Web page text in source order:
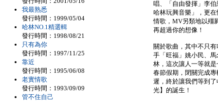
唱、「自由發揮」李
哈林玩興音樂」，更
情歌，MV另類地以殭
再超過你的想像！
關於歌曲，其中不只
手「旺福」姚小民、
林，這次讓人一等就
春節假期，閉關完成
遲，終於讓我們等到
光】的誕生！
我最熟悉
發行時間：1999/05/04
哈林NO.1精選輯
發行時間：1998/08/21
只有為你
發行時間：1997/11/25
靠近
發行時間：1995/06/08
老實情歌
發行時間：1993/09/09
管不住自己